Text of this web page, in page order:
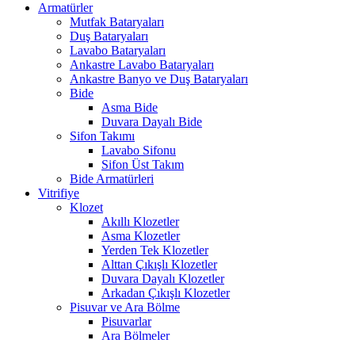
Armatürler
Mutfak Bataryaları
Duş Bataryaları
Lavabo Bataryaları
Ankastre Lavabo Bataryaları
Ankastre Banyo ve Duş Bataryaları
Bide
Asma Bide
Duvara Dayalı Bide
Sifon Takımı
Lavabo Sifonu
Sifon Üst Takım
Bide Armatürleri
Vitrifiye
Klozet
Akıllı Klozetler
Asma Klozetler
Yerden Tek Klozetler
Alttan Çıkışlı Klozetler
Duvara Dayalı Klozetler
Arkadan Çıkışlı Klozetler
Pisuvar ve Ara Bölme
Pisuvarlar
Ara Bölmeler